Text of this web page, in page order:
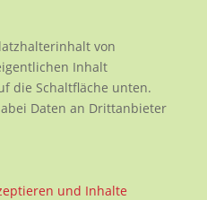
von
Inhalt
die Schaltfläche unten.
Daten an Drittanbieter
und Inhalte